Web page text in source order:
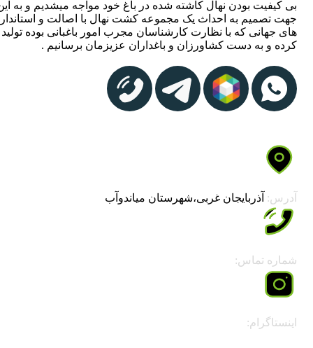
بی کیفیت بودن نهال کاشته شده در باغ خود مواجه میشدیم و به
جهت تصمیم به احداث یک مجموعه کشت نهال با اصالت و
های جهانی که با نظارت کارشناسان مجرب امور باغبانی بوده تولید
کرده و به دست کشاورزان و باغداران عزیزمان برسانیم .
آدرس: آذربایجان غربی،شهرستان میاندوآب
شماره تماس:
اینستاگرام: